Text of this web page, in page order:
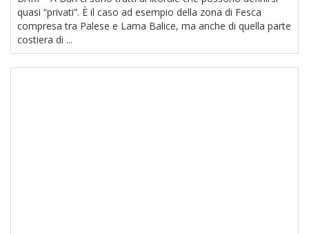
quasi “privati”. È il caso ad esempio della zona di Fesca
compresa tra Palese e Lama Balice, ma anche di quella parte
costiera di ...